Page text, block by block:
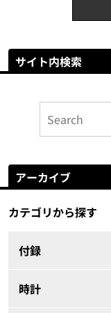
サイト内検索
アーカイブ
カテゴリから探す
付録
時計